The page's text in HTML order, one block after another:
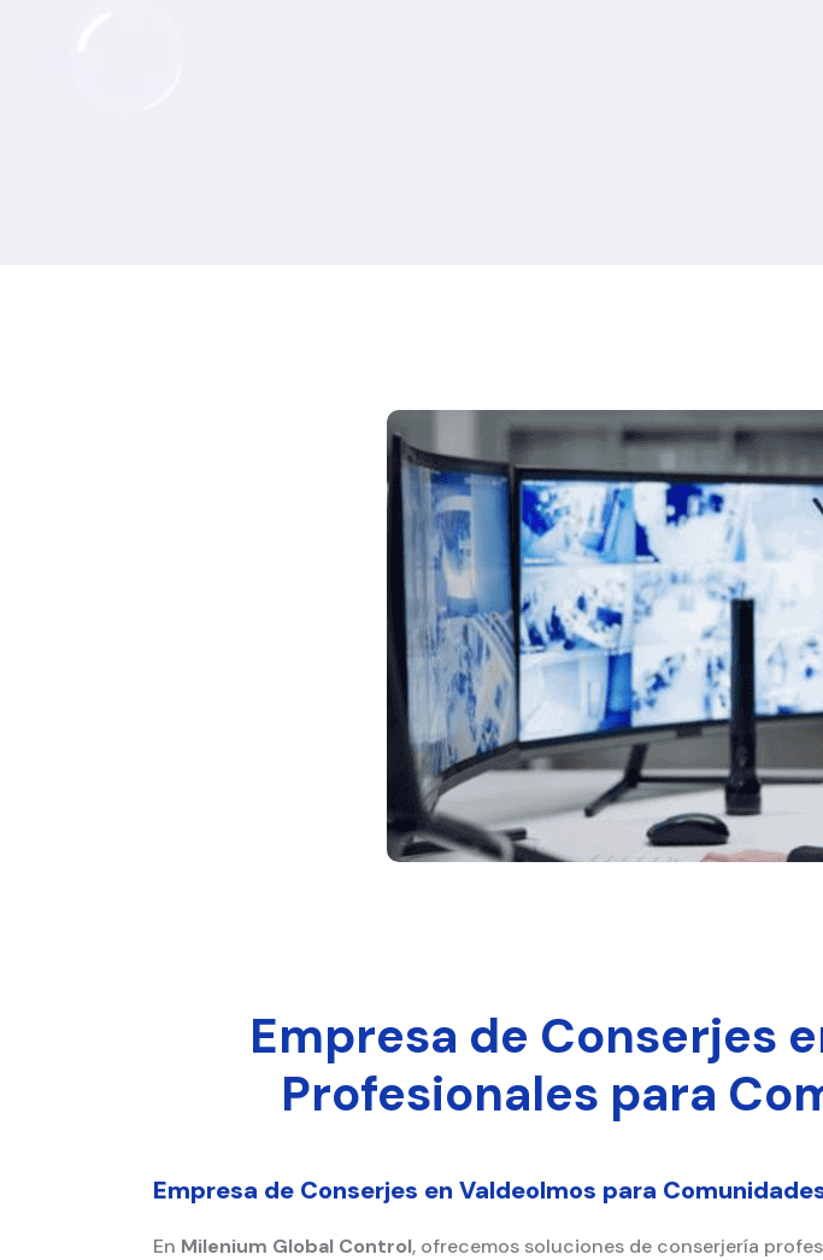
Empresa de Conserjes
Profesionales para
Empresa de Conserjes en Valdeolmos para
En Milenium Global Control, ofrecemos soluciones de conserjería